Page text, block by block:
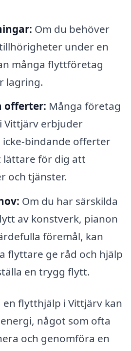
Om du behöver
under en
många flyttföretag
lagring.
offerter: Många företag
Vittjärv erbjuder
bindande offerter
lättare för dig att
och tjänster.
Om du har särskilda
av konstverk, pianon
föremål, kan
flyttare ge råd och hjälp
en trygg flytt.
flytthjälp i Vittjärv kan
något som ofta
och genomföra en